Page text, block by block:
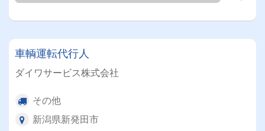
車輌運転代行人
ダイワサービス株式会社
その他
新潟県新発田市